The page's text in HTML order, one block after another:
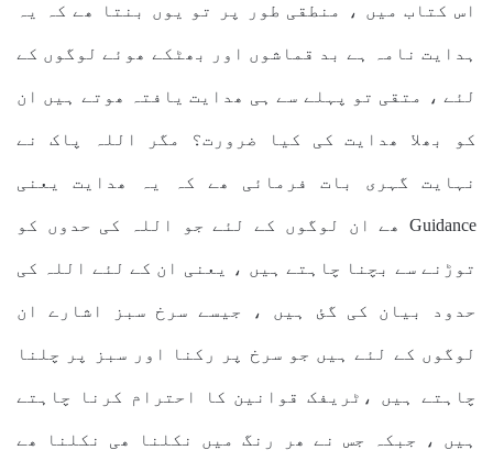
اس کتاب میں ، منطقی طور پر تو یوں بنتا ھے کہ یہ
ہدایت نامہ ہے بد قماشوں اور بھٹکے ھوئے لوگوں کے
لئے ، متقی تو پہلے سے ہی ھدایت یافتہ ھوتے ہیں ان
کو بھلا ھدایت کی کیا ضرورت؟ مگر اللہ پاک نے
نہایت گہری بات فرمائی ھے کہ یہ ھدایت یعنی
Guidance ھے ان لوگوں کے لئے جو اللہ کی حدوں کو
توڑنے سے بچنا چاہتے ہیں ، یعنی ان کے لئے اللہ کی
حدود بیان کی گئ ہیں ، جیسے سرخ سبز اشارے ان
لوگوں کے لئے ہیں جو سرخ پر رکنا اور سبز پر چلنا
چاہتے ہیں ،ٹریفک قوانین کا احترام کرنا چاہتے
ہیں ، جبکہ جس نے ھر رنگ میں نکلنا ھی نکلنا ھے